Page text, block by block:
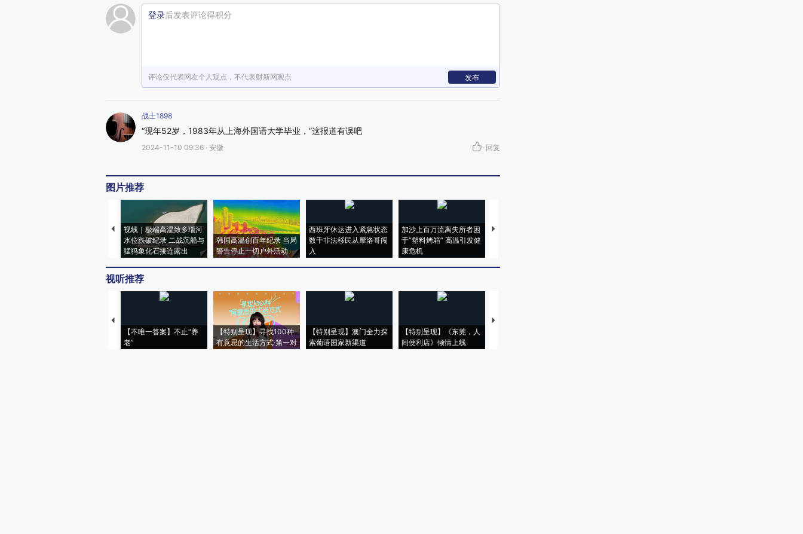
登录后发表评论得积分
评论仅代表网友个人观点，不代表财新网观点 发布
战士1898
“现年52岁，1983年从上海外国语大学毕业，”这报道有误吧
2024-11-10 09:36 · 安徽 · 回复
图片推荐
视线｜极端高温致多瑙河
水位跌破纪录 二战沉船与
猛犸象化石接连露出
韩国高温创百年纪录 当局
警告停止一切户外活动
西班牙休达进入紧急状态
数千非法移民从摩洛哥闯
入
加沙上百万流离失所者困
于“塑料烤箱” 高温引发健
康危机
视线｜HYROX的吸金
视听推荐
【不唯一答案】不止“养
老”
【特别呈现】寻找100种
有意思的生活方式·第一对
【特别呈现】澳门全力探
索葡语国家新渠道
【特别呈现】《东莞，人
间便利店》倾情上线
【推广】走进第四届链博